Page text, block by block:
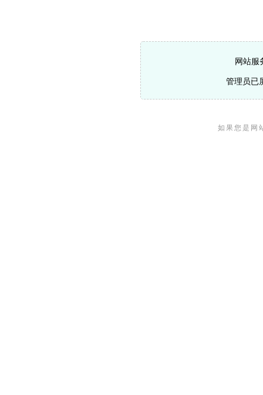
网站服
管理员已
如果您是网